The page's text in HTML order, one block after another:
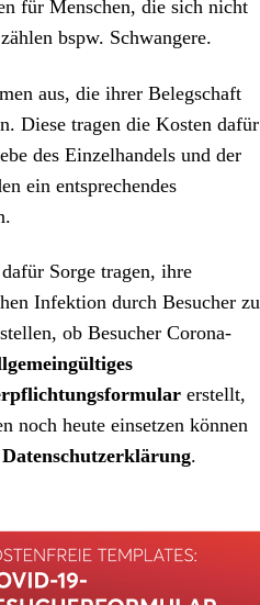
für Menschen, die sich nicht
bspw. Schwangere.
aus, die ihrer Belegschaft
Diese tragen die Kosten dafür
des Einzelhandels und der
ein entsprechendes
Sorge tragen, ihre
Infektion durch Besucher zu
ob Besucher Corona-
erstellt,
noch heute einsetzen können
.